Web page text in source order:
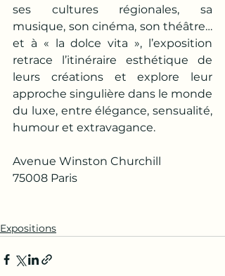
ses cultures régionales, sa
musique, son cinéma, son théâtre…
et à « la dolce vita », l’exposition
retrace l’itinéraire esthétique de
leurs créations et explore leur
approche singulière dans le monde
du luxe, entre élégance, sensualité,
humour et extravagance.
Avenue Winston Churchill
75008 Paris
Expositions